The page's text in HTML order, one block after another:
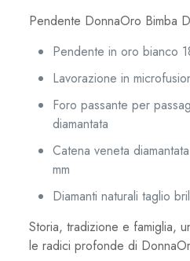
Pendente DonnaOro Bimba
Pendente in oro bianco
Lavorazione in
Foro passante per
diamantata
Catena veneta
mm
Diamanti naturali taglio
Storia, tradizione e famiglia,
le radici profonde di